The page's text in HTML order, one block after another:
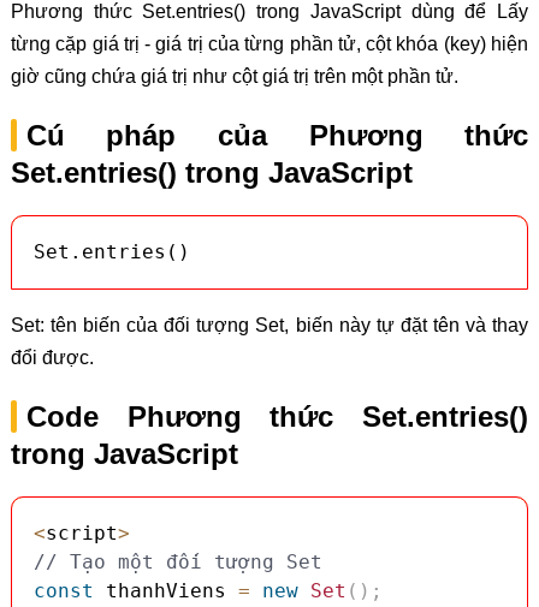
Phương thức Set.entries() trong JavaScript dùng để Lấy
từng cặp giá trị - giá trị của từng phần tử, cột khóa (key) hiện
giờ cũng chứa giá trị như cột giá trị trên một phần tử.
Cú pháp của Phương thức
Set.entries() trong JavaScript
Set.entries()
Set: tên biến của đối tượng Set, biến này tự đặt tên và thay
đổi được.
Code Phương thức Set.entries()
trong JavaScript
<script>
// Tạo một đối tượng Set
const
thanhViens = new Set ( ) ;